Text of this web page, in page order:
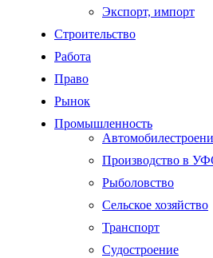
Экспорт, импорт
Строительство
Работа
Право
Рынок
Промышленность
Производство в
Рыболовство
Сельское хозяйство
Транспорт
Судостроение